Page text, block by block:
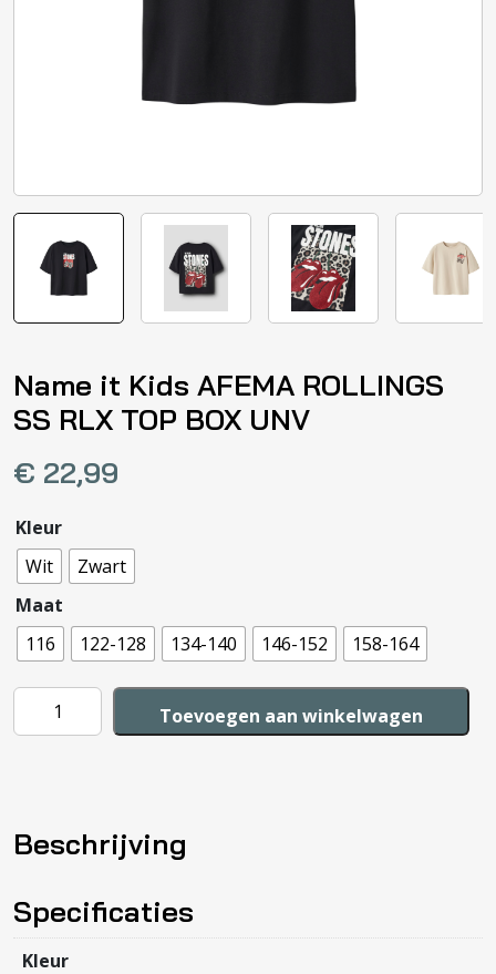
Name it Kids AFEMA ROLLINGS
SS RLX TOP BOX UNV
€ 22,99
Kleur
Wit
Zwart
Maat
116
122-128 134-140 146-152 158-164
Name
it
SS
TOP
BOX
UNV
Toevoegen aan winkelwagen
Beschrijving
Specificaties
Kleur